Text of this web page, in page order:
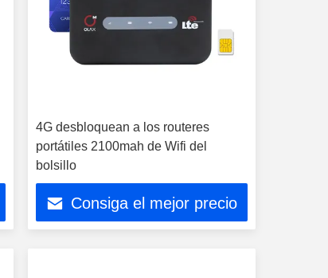
4G desbloquean a los routeres
portátiles 2100mah de Wifi del
bolsillo
Consiga el mejor precio